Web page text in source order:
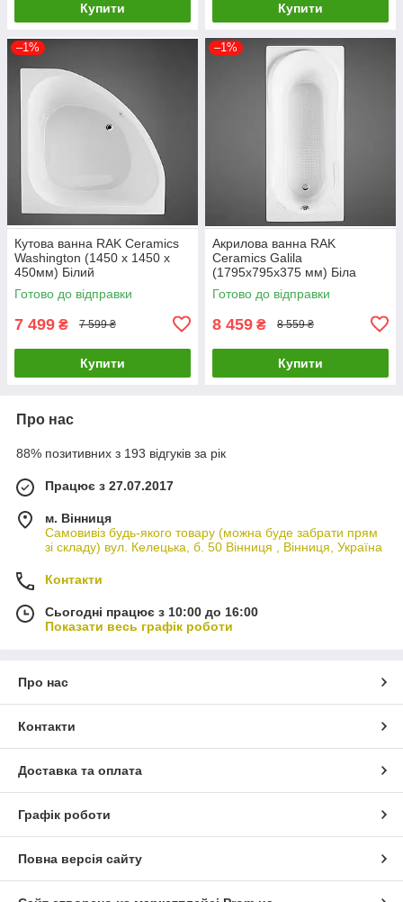
Купити Купити
–1%
Кутова ванна RAK Ceramics
Washington (1450 x 1450 x
450мм) Білий
Готово до відправки
7 499 ₴ 7 599 ₴
Купити
–1%
Акрилова ванна RAK
Ceramics Galila
(1795x795x375 мм) Біла
Готово до відправки
8 459 ₴ 8 559 ₴
Купити
Про нас
88% позитивних з 193 відгуків за рік
Працює з 27.07.2017
м. Вінниця
Самовивіз будь-якого товару (можна буде забрати прям
зі складу) вул. Келецька, б. 50 Вінниця , Вінниця, Україна
Контакти
Сьогодні працює з 10:00 до 16:00
Показати весь графік роботи
Про нас
Контакти
Доставка та оплата
Графік роботи
Повна версія сайту